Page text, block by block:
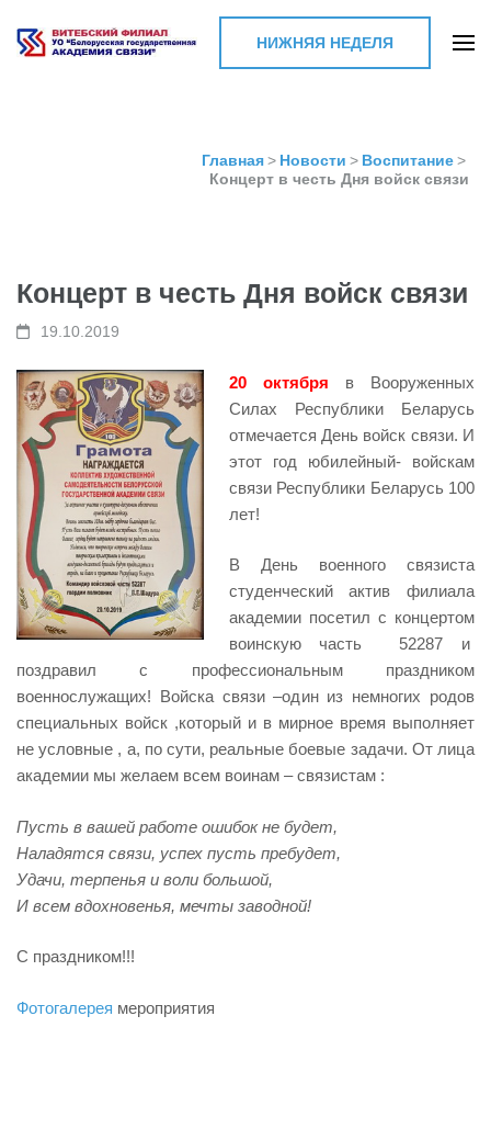
Витебский филиал УО
государственная
академия связи"
НИЖНЯЯ НЕДЕЛЯ
Главная> Новости > Воспитание>
Концерт в честь Дня войск связи
Концерт в честь Дня войск связи
19.10.2019
20 октября в Вооруженных
Силах Республики Беларусь
отмечается День войск связи. И
этот год юбилейный- войскам
связи Республики Беларусь 100
лет!
В День военного связиста
студенческий актив филиала
академии посетил с концертом
воинскую часть 52287 и
поздравил с профессиональным праздником
военнослужащих! Войска связи –один из немногих родов
специальных войск ,который и в мирное время выполняет
не условные , а, по сути, реальные боевые задачи. От лица
академии мы желаем всем воинам – связистам :
Пусть в вашей работе ошибок не будет,
Наладятся связи, успех пусть пребудет,
Удачи, терпенья и воли большой,
И всем вдохновенья, мечты заводной!
С праздником!!!
Фотогалерея мероприятия